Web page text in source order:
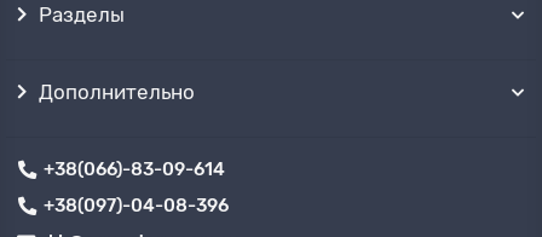
Разделы
Дополнительно
+38(066)-83-09-614
+38(097)-04-08-396